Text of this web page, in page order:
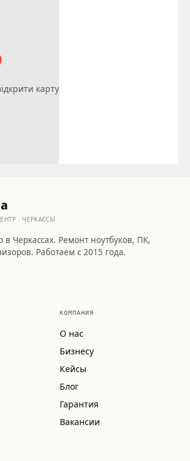
карту
· ЧЕРКАССЫ
Черкассах. Ремонт ноутбуков, ПК,
Работаем с 2015 года.
КОМПАНИЯ
О нас
Бизнесу
Кейсы
Блог
Гарантия
Вакансии